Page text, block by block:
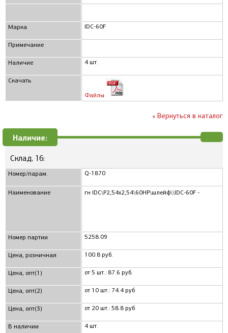
Марка
Примечание
Наличие
Скачать
IDC-60F
4 шт.
Файлы
« Вернуться в каталог
Наличие:
Склад, 16:
Номер/парам.
Наименование
Номер партии
Цена, розничная
Цена, опт(1)
Цена, опт(2)
Цена, опт(3)
В наличии
Q-1870
гн IDC\P2,54x2,54\60HP\шлейф\\IDC-60F -
5258.09
100.8 руб.
от 5 шт.: 87.6 руб.
от 10 шт.: 74.4 руб
от 20 шт.: 58.8 руб
4 шт.